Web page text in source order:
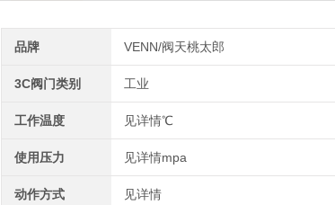
品牌 VENN/阀天桃太郎
3C阀门类别 工业
工作温度 见详情℃
使用压力 见详情mpa
动作方式 见详情